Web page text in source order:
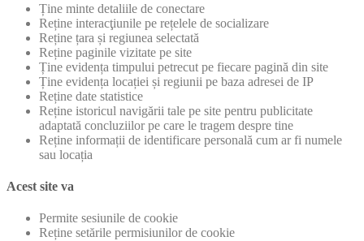
Ține minte detaliile de conectare
Reține interacţiunile pe rețelele de socializare
Reține țara și regiunea selectată
Reține paginile vizitate pe site
Ține evidența timpului petrecut pe fiecare pagină din site
Ține evidența locației și regiunii pe baza adresei de IP
Reține date statistice
Reține istoricul navigării tale pe site pentru publicitate
adaptată concluziilor pe care le tragem despre tine
Reține informații de identificare personală cum ar fi numele
sau locația
Acest site va
Permite sesiunile de cookie
Reține setările permisiunilor de cookie